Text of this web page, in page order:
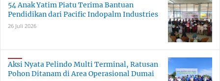
54 Anak Yatim Piatu Terima Bantuan
Pendidikan dari Pacific Indopalm Industries
26 Juli 2026
Aksi Nyata Pelindo Multi Terminal, Ratusan
Pohon Ditanam di Area Operasional Dumai